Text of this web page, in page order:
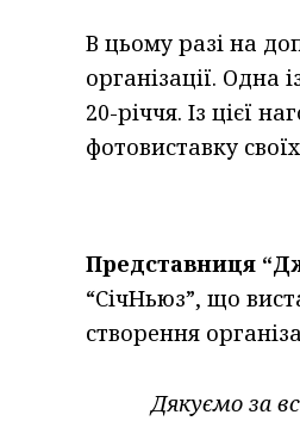
В цьому разі на
організації. Одна
20-річчя. Із цієї
фотовиставку
Представниця
“СічНьюз”, що
створення
Дякуємо за